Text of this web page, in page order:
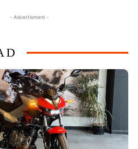
- Advertisment -